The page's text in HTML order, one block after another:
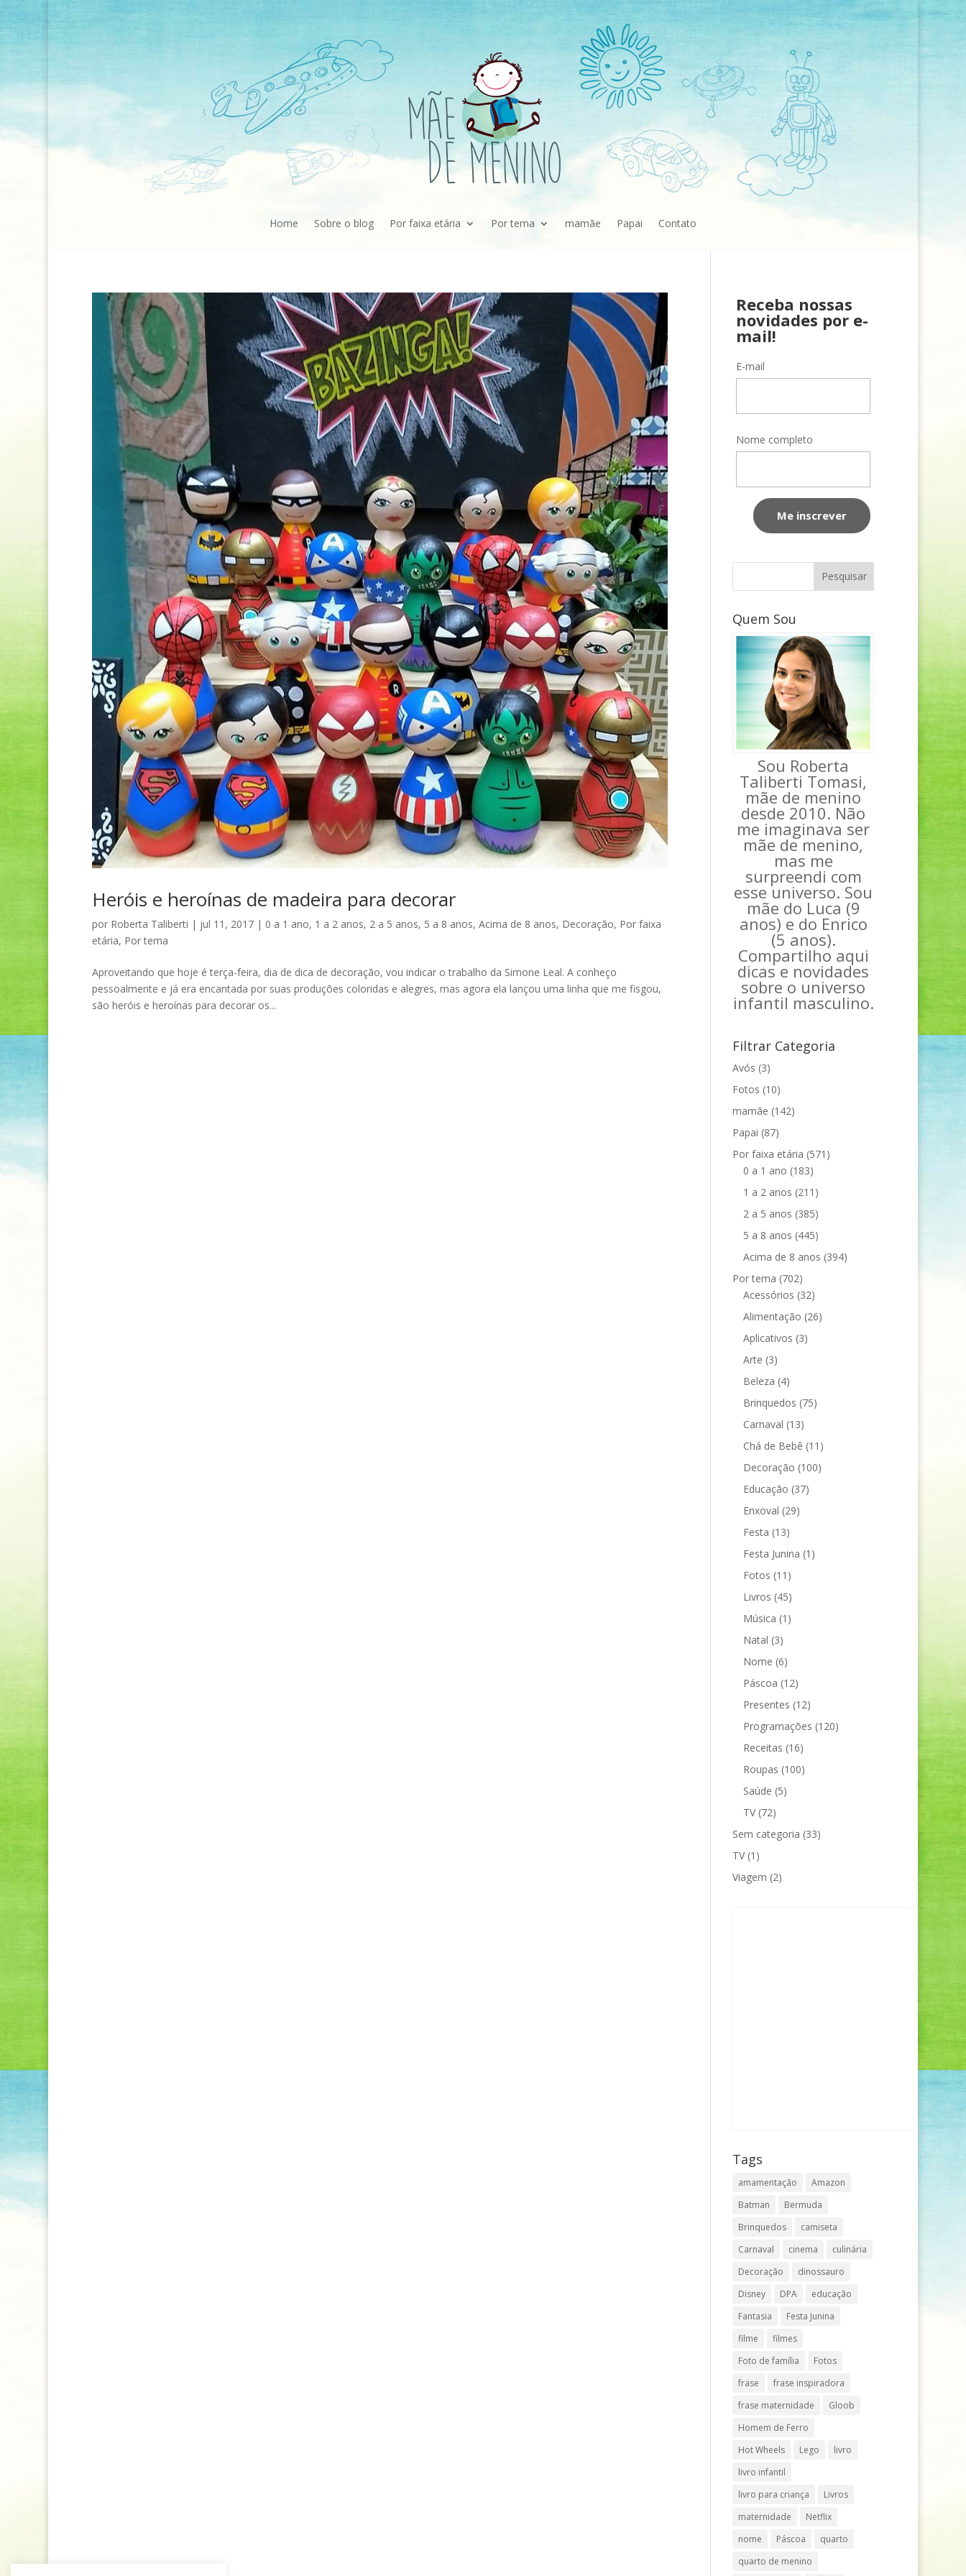
Home Sobre o blog Por faixa etária Por tema mamãe Papai Contato
Heróis e heroínas de madeira para decorar
por Roberta Taliberti | jul 11, 2017| 0 a 1 ano, 1 a 2 anos, 2 a 5 anos, 5 a 8 anos, Acima de 8 anos, Decoração, Por faixa
etária, Por tema
Aproveitando que hoje é terça-feira, dia de dica de decoração, vou indicar o trabalho da Simone Leal. A conheço
pessoalmente e já era encantada por suas produções coloridas e alegres, mas agora ela lançou uma linha que me fisgou,
são heróis e heroínas para decorar os...
Receba nossas
novidades por e-
mail!
E-mail
Nome completo
Quem Sou
Sou Roberta
Taliberti Tomasi,
mãe de menino
desde 2010. Não
me imaginava ser
mãe de menino,
mas me
surpreendi com
esse universo. Sou
mãe do Luca (9
anos) e do Enrico
(5 anos).
Compartilho aqui
dicas e novidades
sobre o universo
infantil masculino.
Filtrar Categoria
Avós (3)
Fotos (10)
mamãe (142)
Papai (87)
Por faixa etária (571)
0 a 1 ano (183)
1 a 2 anos (211)
2 a 5 anos (385)
5 a 8 anos (445)
Acima de 8 anos (394)
Por tema (702)
Acessórios (32)
Alimentação (26)
Aplicativos (3)
Arte (3)
Beleza (4)
Brinquedos (75)
Carnaval (13)
Chá de Bebê (11)
Decoração (100)
Educação (37)
Enxoval (29)
Festa (13)
Festa Junina (1)
Fotos (11)
Livros (45)
Música (1)
Natal (3)
Nome (6)
Páscoa (12)
Presentes (12)
Programações (120)
Receitas (16)
Roupas (100)
Saúde (5)
TV(72)
Sem categoria (33)
TV(1)
Viagem (2)
Tags
amamentação
Amazon
Batman
Bermuda
Brinquedos
camiseta
Carnaval
cinema
culinária
Decoração
dinossauro
Disney
DPA
educação
Fantasia
Festa Junina
filme
filmes
Foto de família
Fotos
frase
frase inspiradora
frase maternidade
Gloob
Homem de Ferro
Hot Wheels
Lego
livro
livro infantil
livro para criança
Livros
maternidade
Netflix
nome
Páscoa
quarto
quarto de menino